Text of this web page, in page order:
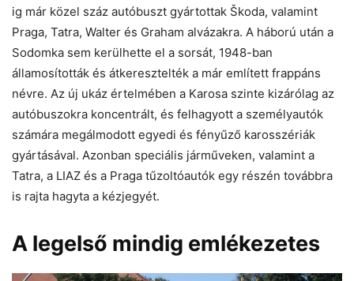
ig már közel száz autóbuszt gyártottak Škoda, valamint
Praga, Tatra, Walter és Graham alvázakra. A háború után a
Sodomka sem kerülhette el a sorsát, 1948-ban
államosították és átkeresztelték a már említett frappáns
névre. Az új ukáz értelmében a Karosa szinte kizárólag az
autóbuszokra koncentrált, és felhagyott a személyautók
számára megálmodott egyedi és fényűző karosszériák
gyártásával. Azonban speciális járműveken, valamint a
Tatra, a LIAZ és a Praga tűzoltóautók egy részén továbbra
is rajta hagyta a kézjegyét.
A legelső mindig emlékezetes